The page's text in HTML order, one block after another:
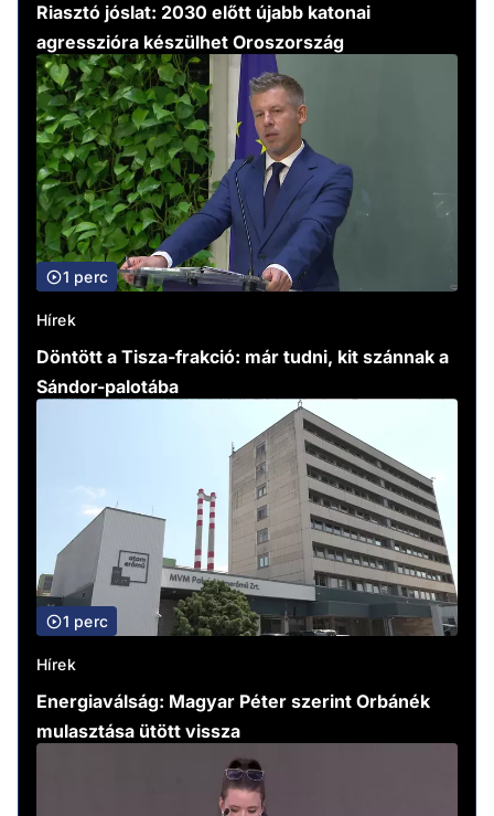
Riasztó jóslat: 2030 előtt újabb katonai
agresszióra készülhet Oroszország
1 perc
Hírek
Döntött a Tisza-frakció: már tudni, kit szánnak a
Sándor-palotába
1 perc
Hírek
Energiaválság: Magyar Péter szerint Orbánék
mulasztása ütött vissza